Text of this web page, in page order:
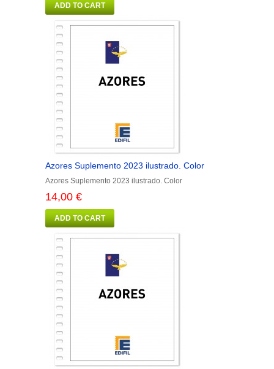
ADD TO CART
Azores Suplemento 2023 ilustrado. Color
Azores Suplemento 2023 ilustrado. Color
14,00 €
ADD TO CART